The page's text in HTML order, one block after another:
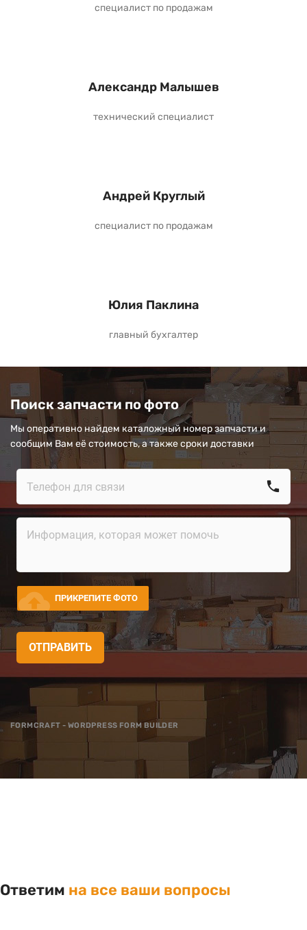
специалист по продажам
Александр Малышев
технический специалист
Андрей Круглый
специалист по продажам
Юлия Паклина
главный бухгалтер
Поиск запчасти по фото
Мы оперативно найдем каталожный номер запчасти и
сообщим Вам её стоимость, а также сроки доставки
call
cloud_upload ПРИКРЕПИТЕ ФОТО
ОТПРАВИТЬ
FORMCRAFT - WORDPRESS FORM BUILDER
Ответим на все ваши вопросы